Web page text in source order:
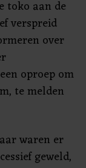
toko aan de
verspreid
over
oproep om
te melden
waren er
geweld,